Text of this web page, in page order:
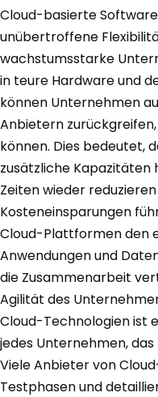
Cloud-basierte
unübertroffene
wachstumsstarke
in teure Hardware und
können Unternehmen
Anbietern
können. Dies bedeutet,
zusätzliche Kapazitäten
Zeiten wieder
Kosteneinsparungen
Cloud-Plattformen den
Anwendungen und
die Zusammenarbeit
Agilität des
Cloud-Technologien ist
jedes Unternehmen,
Viele Anbieter von
Testphasen und